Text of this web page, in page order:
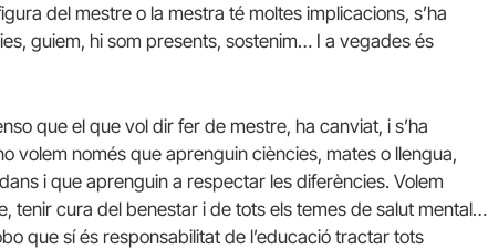
del mestre o la mestra té moltes implicacions, s’ha
guiem, hi som presents, sostenim… I a vegades és
que el que vol dir fer de mestre, ha canviat, i s’ha
volem només que aprenguin ciències, mates o llengua,
i que aprenguin a respectar les diferències. Volem
tenir cura del benestar i de tots els temes de salut mental…
que sí és responsabilitat de l’educació tractar tots